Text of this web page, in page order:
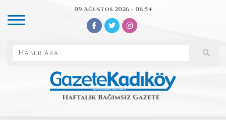
09 Ağustos 2026 - 06:54